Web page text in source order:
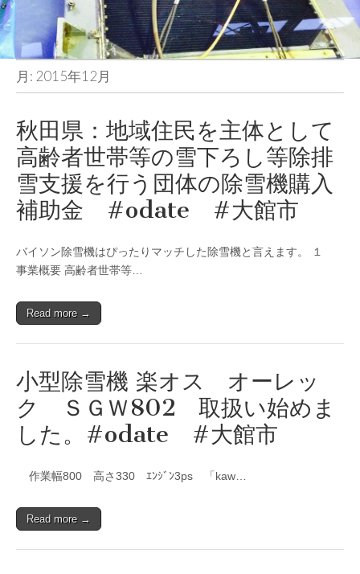
月: 2015年12月
秋田県：地域住民を主体として
高齢者世帯等の雪下ろし等除排
雪支援を行う団体の除雪機購入
補助金 #odate #大館市
バイソン除雪機はぴったりマッチした除雪機と言えます。 １
事業概要 高齢者世帯等…
Read more →
小型除雪機 楽オス オーレッ
ク ＳＧＷ802 取扱い始めま
した。#odate #大館市
作業幅800 高さ330 ｴﾝｼﾞﾝ3ps 「kaw…
Read more →